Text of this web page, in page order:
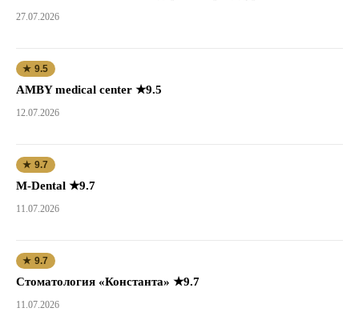
27.07.2026
★ 9.5
AMBY medical center ★9.5
12.07.2026
★ 9.7
M-Dental ★9.7
11.07.2026
★ 9.7
Стоматология «Константа» ★9.7
11.07.2026